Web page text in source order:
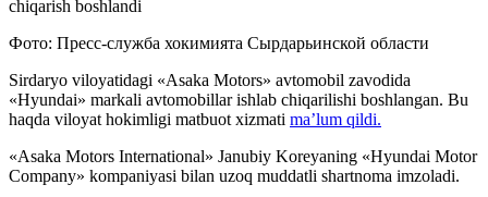
Фото: Пресс-служба хокимията Сырдарьинской области
Sirdaryo viloyatidagi «Asaka Motors» avtomobil zavodida
«Hyundai» markali avtomobillar ishlab chiqarilishi boshlangan. Bu
haqda viloyat hokimligi matbuot xizmati ma’lum qildi.
«Asaka Motors International» Janubiy Koreyaning «Hyundai Motor
Company» kompaniyasi bilan uzoq muddatli shartnoma imzoladi.